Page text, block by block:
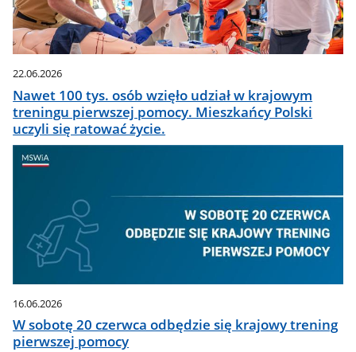
22.06.2026
Nawet 100 tys. osób wzięło udział w krajowym
treningu pierwszej pomocy. Mieszkańcy Polski
uczyli się ratować życie.
16.06.2026
W sobotę 20 czerwca odbędzie się krajowy trening
pierwszej pomocy